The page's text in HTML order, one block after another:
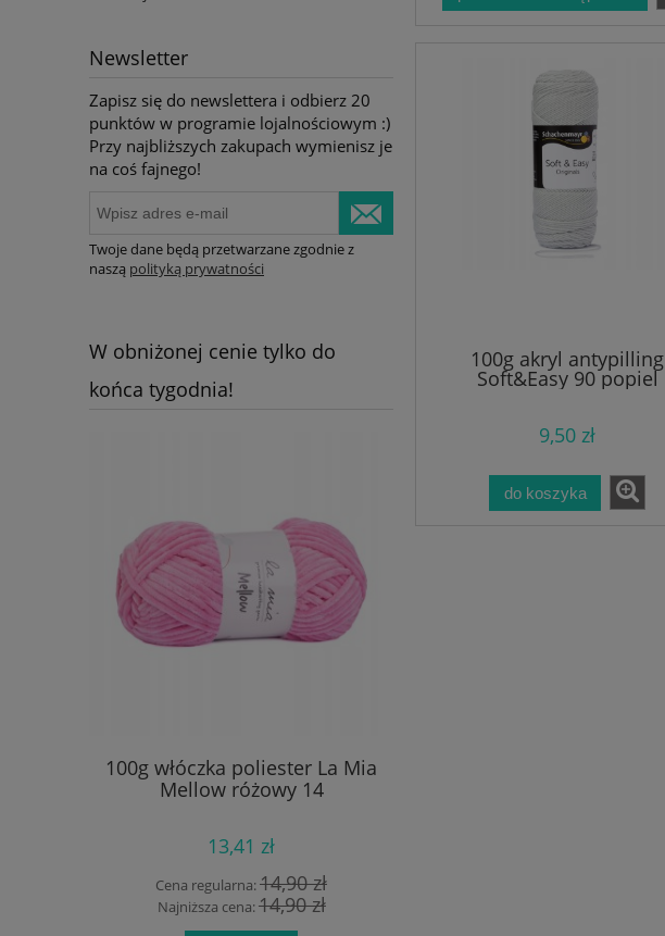
Newsletter
Zapisz się do newslettera i odbierz 20
punktów w programie lojalnościowym :)
Przy najbliższych zakupach wymienisz je
na coś fajnego!
Twoje dane będą przetwarzane zgodnie z
naszą polityką prywatności
W obniżonej cenie tylko do
końca tygodnia!
100g włóczka poliester La Mia
Mellow różowy 14
13,41 zł
Cena regularna:14,90 zł
Najniższa cena:14,90 zł
100g akryl antypilling
Soft&Easy 90 popiel
9,50 zł
do koszyka